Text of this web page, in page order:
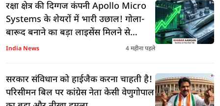
रक्षा क्षेत्र की दिग्गज कंपनी Apollo Micro
Systems के शेयरों में भारी उछाल! गोला-
बारूद बनाने का बड़ा लाइसेंस मिलने से
निवेशकों की हुई चांदी
India News 4 महीना पहले
सरकार संविधान को हाईजैक करना चाहती है!
परिसीमन बिल पर कांग्रेस नेता केसी वेणुगोपाल